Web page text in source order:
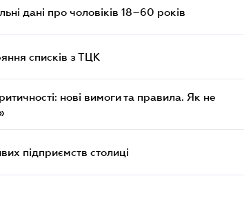
дані про чоловіків 18–60 років
списків з ТЦК
нові вимоги та правила. Як не
підприємств столиці